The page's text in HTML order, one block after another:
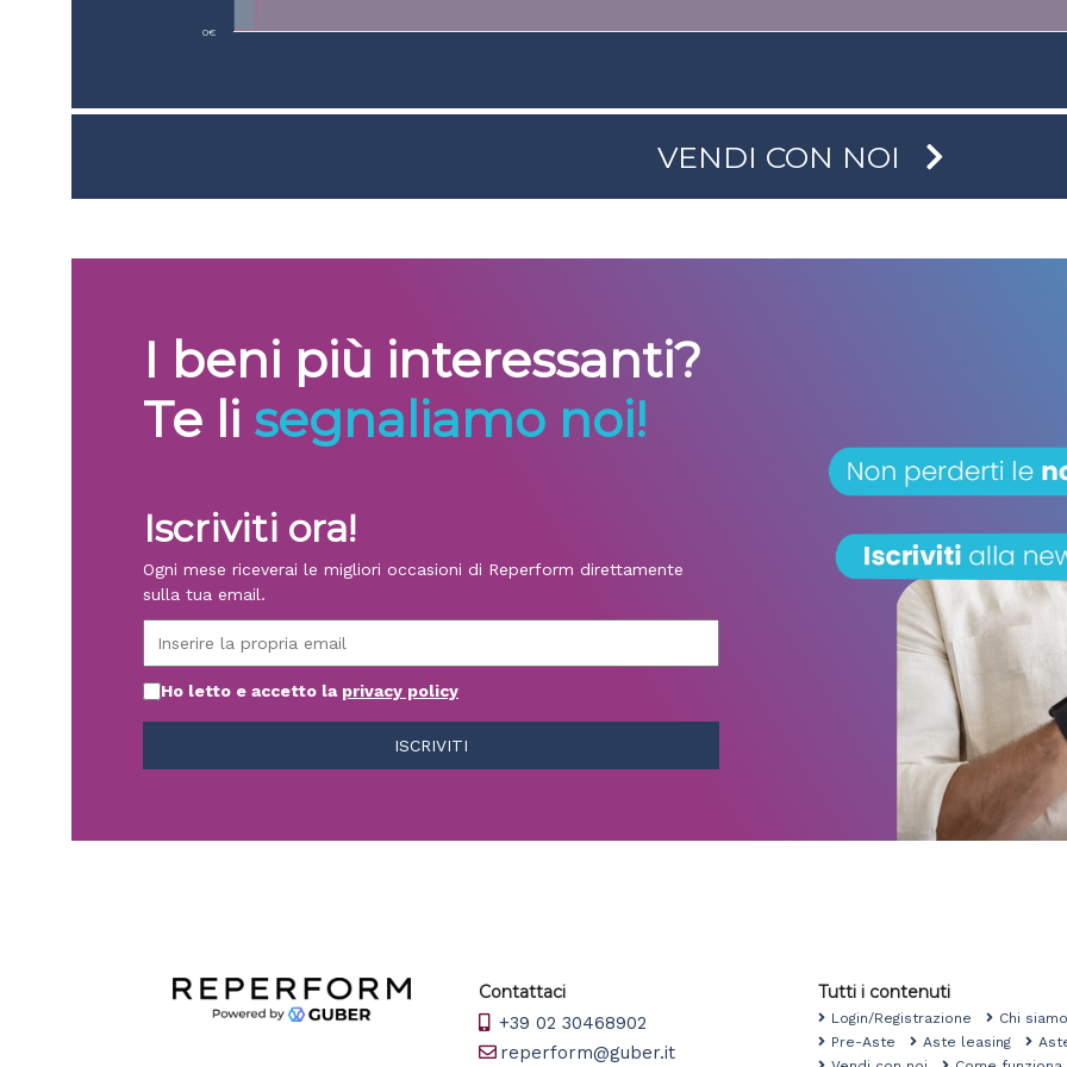
0€
VENDI CON NOI
I beni più interessanti?
Te li segnaliamo noi!
Iscriviti ora!
Ogni mese riceverai le migliori occasioni di Reperform direttamente
sulla tua email.
Ho letto e accetto la privacy policy
Contattaci
+39 02 30468902
reperform@guber.it
Tutti i contenuti
Login/Registrazione
Chi
Pre-Aste
Aste leasing